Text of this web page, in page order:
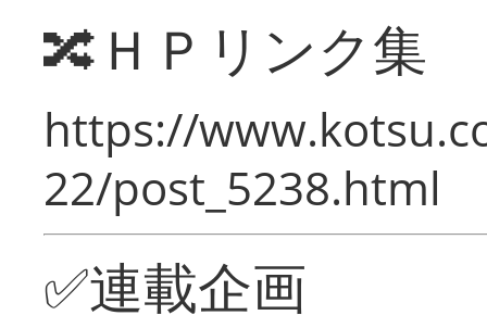
🔀ＨＰリンク集
https://
22/post_5238.html
✅連載企画